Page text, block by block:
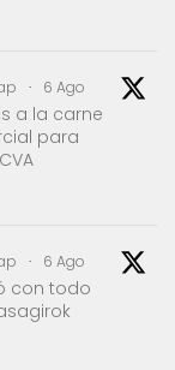
· 6 Ago
a la carne
para
· 6 Ago
con todo